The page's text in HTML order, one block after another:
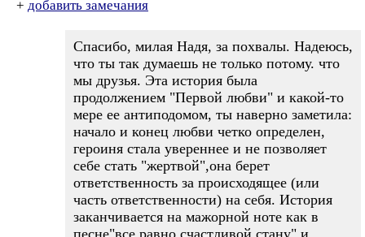
+ добавить замечания
Спасибо, милая Надя, за похвалы. Надеюсь,
что ты так думаешь не только потому. что
мы друзья. Эта история была
продолжением "Первой любви" и какой-то
мере ее антиподомом, ты наверно заметила:
начало и конец любви четко определен,
героиня стала увереннее и не позволяет
себе стать "жертвой",она берет
ответственность за происходящее (или
часть ответственности) на себя. История
заканчивается на мажорной ноте как в
песне"все равно счастливой стану" и